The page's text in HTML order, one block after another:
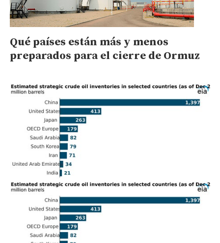
Qué países están más y menos
preparados para el cierre de Ormuz